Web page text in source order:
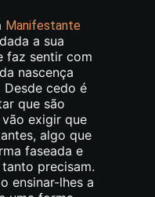
Manifestante
a sua
faz sentir com
nascença
cedo é
que são
exigir que
algo que
faseada e
precisam.
ensinar-lhes a